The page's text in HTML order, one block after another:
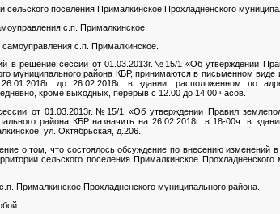
поселения Прималкинское Прохладненского
с.п. Прималкинское;
с.п. Прималкинское.
в решение сессии от 01.03.2013г.№15/1 «Об утверждении
муниципального района КБР, принимаются в письменном виде
до 26.02.2018г. в здании, расположенном по
кроме выходных, перерыв с 12.00 до 14.00 часов.
от 01.03.2013г.№15/1 «Об утверждении Правил
района КБРназначить на 26.02.2018г. в 18-00ч. в
ул. Октябрьская, д.206.
о том, что состоялось обсуждение по внесению изменений
сельского поселения Прималкинское
Прималкинское Прохладненского муниципального района.